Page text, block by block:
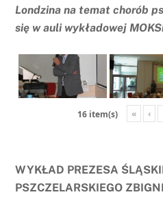
Londzina na temat chorób
się w auli wykładowej
16 item(s) « ‹
WYKŁAD PREZESA
PSZCZELARSKIEGO